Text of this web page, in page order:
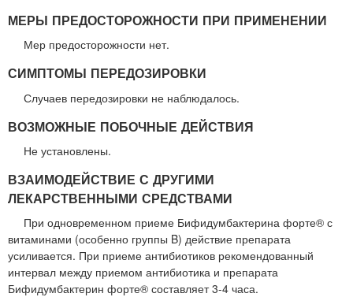
МЕРЫ ПРЕДОСТОРОЖНОСТИ ПРИ ПРИМЕНЕНИИ
Мер предосторожности нет.
СИМПТОМЫ ПЕРЕДОЗИРОВКИ
Случаев передозировки не наблюдалось.
ВОЗМОЖНЫЕ ПОБОЧНЫЕ ДЕЙСТВИЯ
Не установлены.
ВЗАИМОДЕЙСТВИЕ С ДРУГИМИ
ЛЕКАРСТВЕННЫМИ СРЕДСТВАМИ
При одновременном приеме Бифидумбактерина форте® с
витаминами (особенно группы B) действие препарата
усиливается. При приеме антибиотиков рекомендованный
интервал между приемом антибиотика и препарата
Бифидумбактерин форте® составляет 3-4 часа.